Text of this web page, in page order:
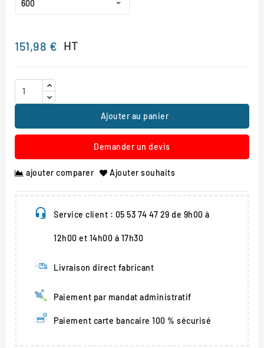
151,98 € HT
Ajouter au panier
Demander un devis
ajouter comparer Ajouter souhaits
Service client : 05 53 74 47 29 de 9h00 à
12h00 et 14h00 à 17h30
Livraison direct fabricant
Paiement par mandat administratif
Paiement carte bancaire 100 % sécurisé